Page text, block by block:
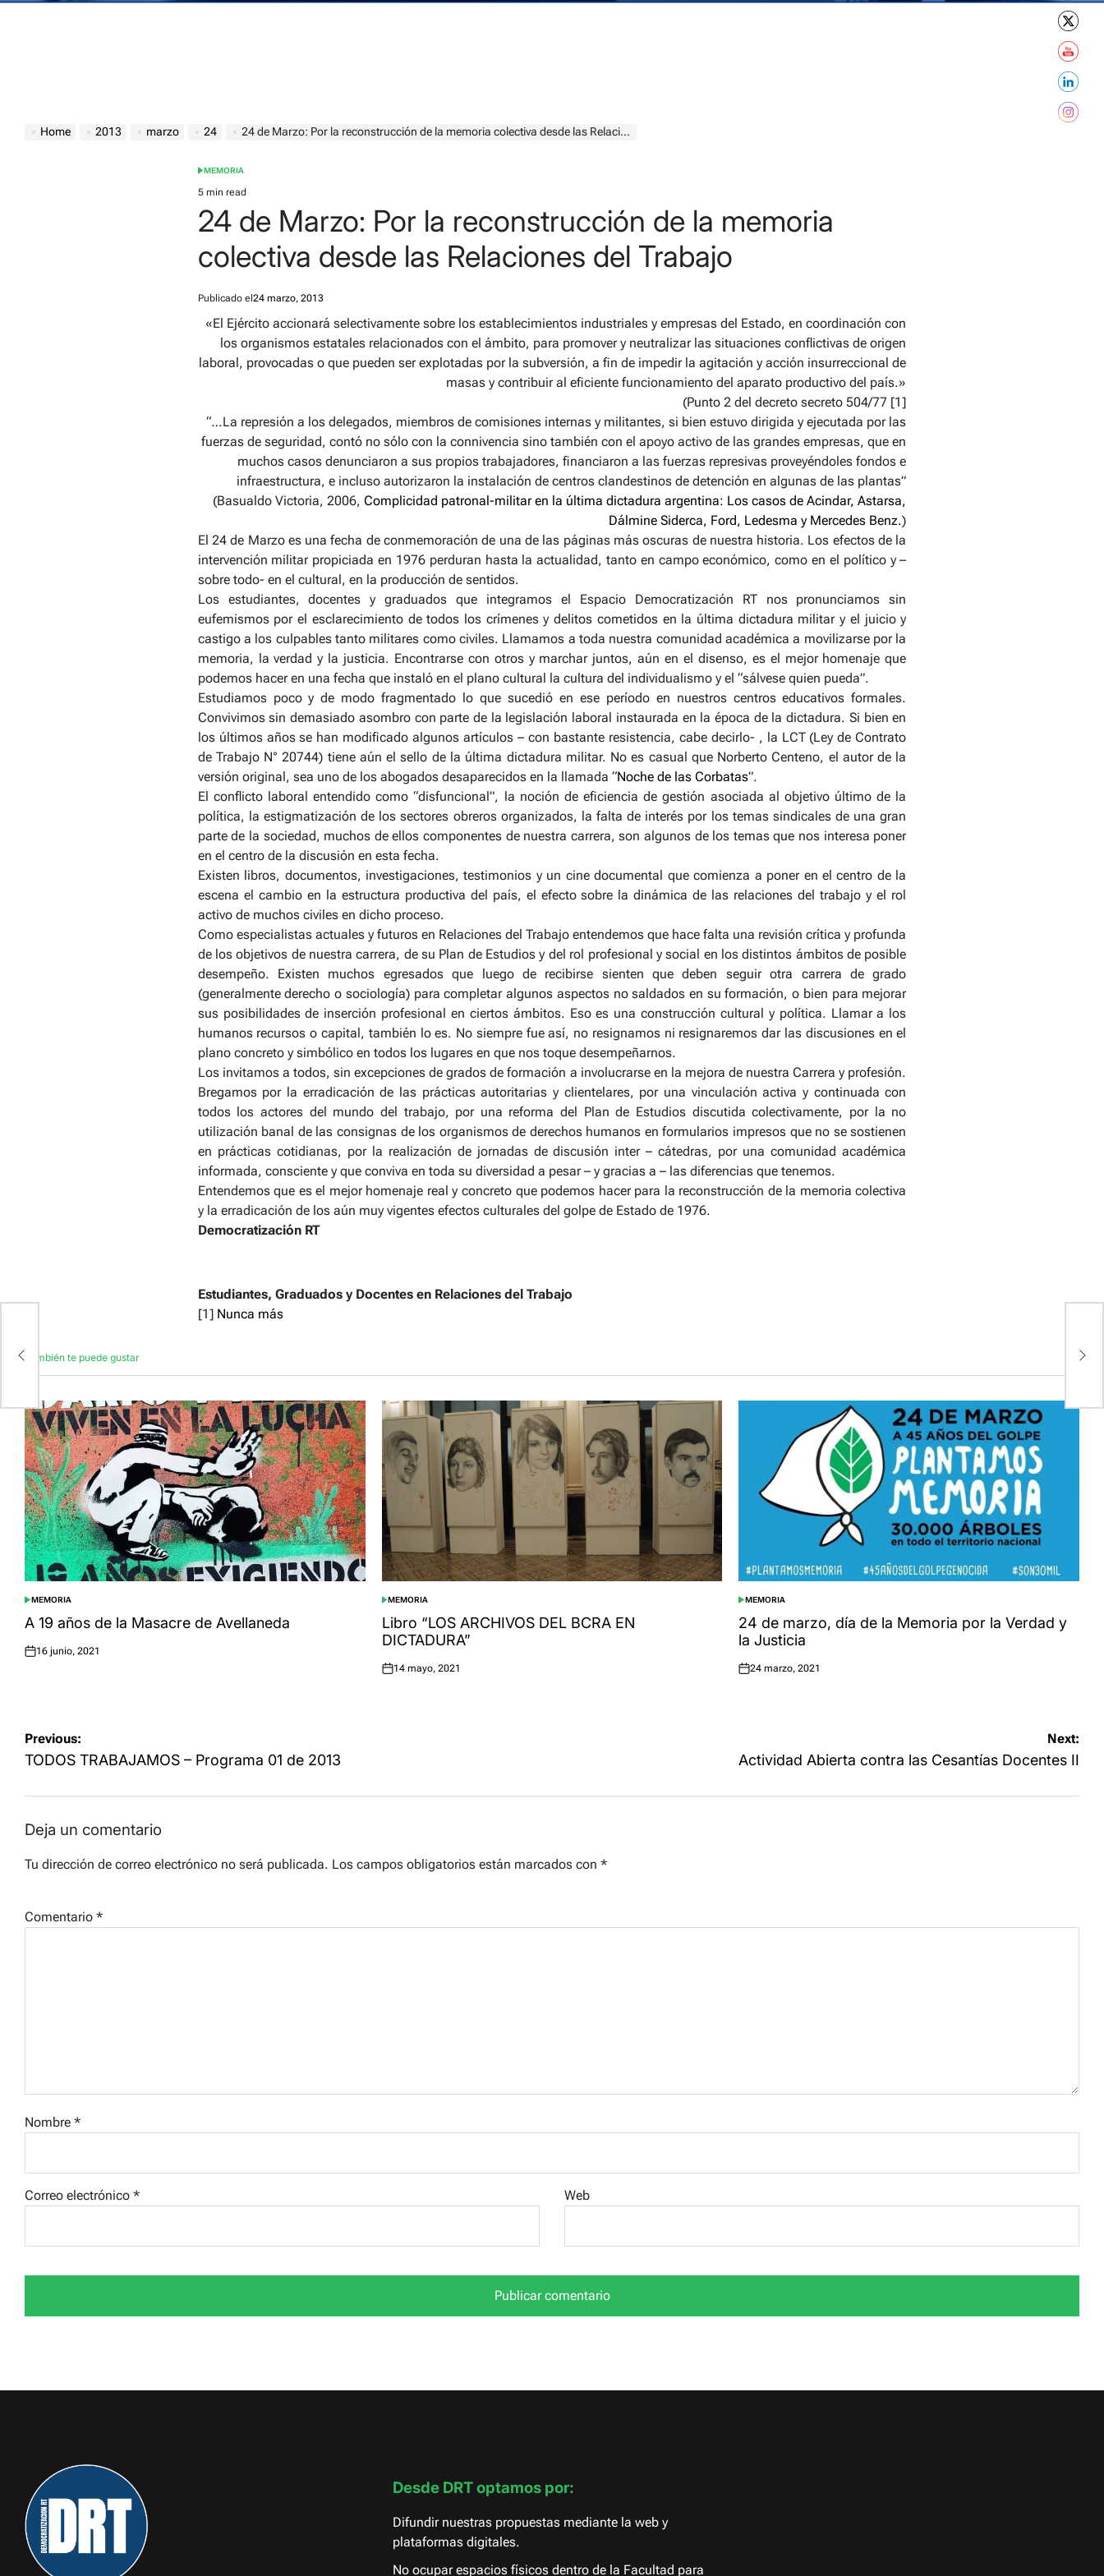
Home 2013 marzo 24 24 de Marzo: Por la reconstrucción de la memoria colectiva desde las Relaciones del Trabajo
POSTED
IN
MEMORIA
Estimated
read
time
5 min read
24 de Marzo: Por la reconstrucción de la memoria
colectiva desde las Relaciones del Trabajo
Publicado el 24 marzo, 2013
«El Ejército accionará selectivamente sobre los establecimientos industriales y empresas del Estado, en coordinación con
los organismos estatales relacionados con el ámbito, para promover y neutralizar las situaciones conflictivas de origen
laboral, provocadas o que pueden ser explotadas por la subversión, a fin de impedir la agitación y acción insurreccional de
masas y contribuir al eficiente funcionamiento del aparato productivo del país.»
(Punto 2 del decreto secreto 504/77 [1]
“…La represión a los delegados, miembros de comisiones internas y militantes, si bien estuvo dirigida y ejecutada por las
fuerzas de seguridad, contó no sólo con la connivencia sino también con el apoyo activo de las grandes empresas, que en
muchos casos denunciaron a sus propios trabajadores, financiaron a las fuerzas represivas proveyéndoles fondos e
infraestructura, e incluso autorizaron la instalación de centros clandestinos de detención en algunas de las plantas”
(Basualdo Victoria, 2006,Complicidad patronal-militar en la última dictadura argentina: Los casos de Acindar, Astarsa,
Dálmine Siderca, Ford, Ledesma y Mercedes Benz.)
El 24 de Marzo es una fecha de conmemoración de una de las páginas más oscuras de nuestra historia. Los efectos de la
intervención militar propiciada en 1976 perduran hasta la actualidad, tanto en campo económico, como en el político y –
sobre todo- en el cultural, en la producción de sentidos.
Los estudiantes, docentes y graduados que integramos el Espacio Democratización RT nos pronunciamos sin
eufemismos por el esclarecimiento de todos los crímenes y delitos cometidos en la última dictadura militar y el juicio y
castigo a los culpables tanto militares como civiles. Llamamos a toda nuestra comunidad académica a movilizarse por la
memoria, la verdad y la justicia. Encontrarse con otros y marchar juntos, aún en el disenso, es el mejor homenaje que
podemos hacer en una fecha que instaló en el plano cultural la cultura del individualismo y el “sálvese quien pueda”.
Estudiamos poco y de modo fragmentado lo que sucedió en ese período en nuestros centros educativos formales.
Convivimos sin demasiado asombro con parte de la legislación laboral instaurada en la época de la dictadura. Si bien en
los últimos años se han modificado algunos artículos – con bastante resistencia, cabe decirlo- , la LCT (Ley de Contrato
de Trabajo N° 20744) tiene aún el sello de la última dictadura militar. No es casual que Norberto Centeno, el autor de la
versión original, sea uno de los abogados desaparecidos en la llamada “Noche de las Corbatas”.
El conflicto laboral entendido como “disfuncional”, la noción de eficiencia de gestión asociada al objetivo último de la
política, la estigmatización de los sectores obreros organizados, la falta de interés por los temas sindicales de una gran
parte de la sociedad, muchos de ellos componentes de nuestra carrera, son algunos de los temas que nos interesa poner
en el centro de la discusión en esta fecha.
Existen libros, documentos, investigaciones, testimonios y un cine documental que comienza a poner en el centro de la
escena el cambio en la estructura productiva del país, el efecto sobre la dinámica de las relaciones del trabajo y el rol
activo de muchos civiles en dicho proceso.
Como especialistas actuales y futuros en Relaciones del Trabajo entendemos que hace falta una revisión crítica y profunda
de los objetivos de nuestra carrera, de su Plan de Estudios y del rol profesional y social en los distintos ámbitos de posible
desempeño. Existen muchos egresados que luego de recibirse sienten que deben seguir otra carrera de grado
(generalmente derecho o sociología) para completar algunos aspectos no saldados en su formación, o bien para mejorar
sus posibilidades de inserción profesional en ciertos ámbitos. Eso es una construcción cultural y política. Llamar a los
humanos recursos o capital, también lo es. No siempre fue así, no resignamos ni resignaremos dar las discusiones en el
plano concreto y simbólico en todos los lugares en que nos toque desempeñarnos.
Los invitamos a todos, sin excepciones de grados de formación a involucrarse en la mejora de nuestra Carrera y profesión.
Bregamos por la erradicación de las prácticas autoritarias y clientelares, por una vinculación activa y continuada con
todos los actores del mundo del trabajo, por una reforma del Plan de Estudios discutida colectivamente, por la no
utilización banal de las consignas de los organismos de derechos humanos en formularios impresos que no se sostienen
en prácticas cotidianas, por la realización de jornadas de discusión inter – cátedras, por una comunidad académica
informada, consciente y que conviva en toda su diversidad a pesar – y gracias a – las diferencias que tenemos.
Entendemos que es el mejor homenaje real y concreto que podemos hacer para la reconstrucción de la memoria colectiva
y la erradicación de los aún muy vigentes efectos culturales del golpe de Estado de 1976.
Democratización RT
Estudiantes, Graduados y Docentes en Relaciones del Trabajo
[1] Nunca más
También te puede gustar
POSTED
IN
MEMORIA
A 19 años de la Masacre de Avellaneda
Posted
16 junio, 2021
POSTED
IN
MEMORIA
Libro “LOS ARCHIVOS DEL BCRA EN
DICTADURA”
Posted
14 mayo, 2021
POSTED
IN
MEMORIA
24 de marzo, día de la Memoria por la Verdad y
la Justicia
Posted
24 marzo, 2021
Navegación
de
Previous:
TODOS TRABAJAMOS – Programa 01 de 2013
Next:
Actividad Abierta contra las Cesantías Docentes II
Deja un comentario
Tu dirección de correo electrónico no será publicada. Los campos obligatorios están marcados con *
Comentario *
Nombre *
Correo electrónico * Web
Desde DRT optamos por:
Difundir nuestras propuestas mediante la web y
plataformas digitales.
No ocupar espacios físicos dentro de la Facultad para